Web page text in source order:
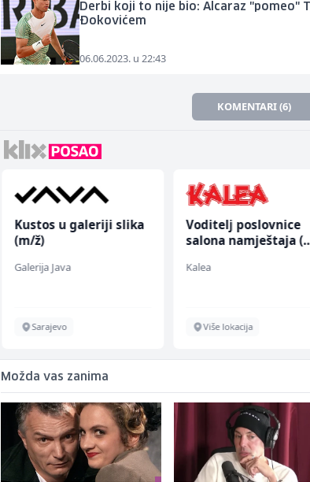
Derbi koji to nije bio: Alcaraz "pomeo"
Đokovićem
06.06.2023. u 22:43
KOMENTARI (6)
Kustos u galeriji slika
(m/ž)
Galerija Java
Sarajevo
Voditelj poslovnice
salona namještaja
Kalea
Više lokacija
Možda vas zanima